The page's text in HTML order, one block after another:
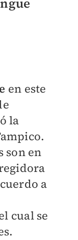
en este
la
son en
a
cual se